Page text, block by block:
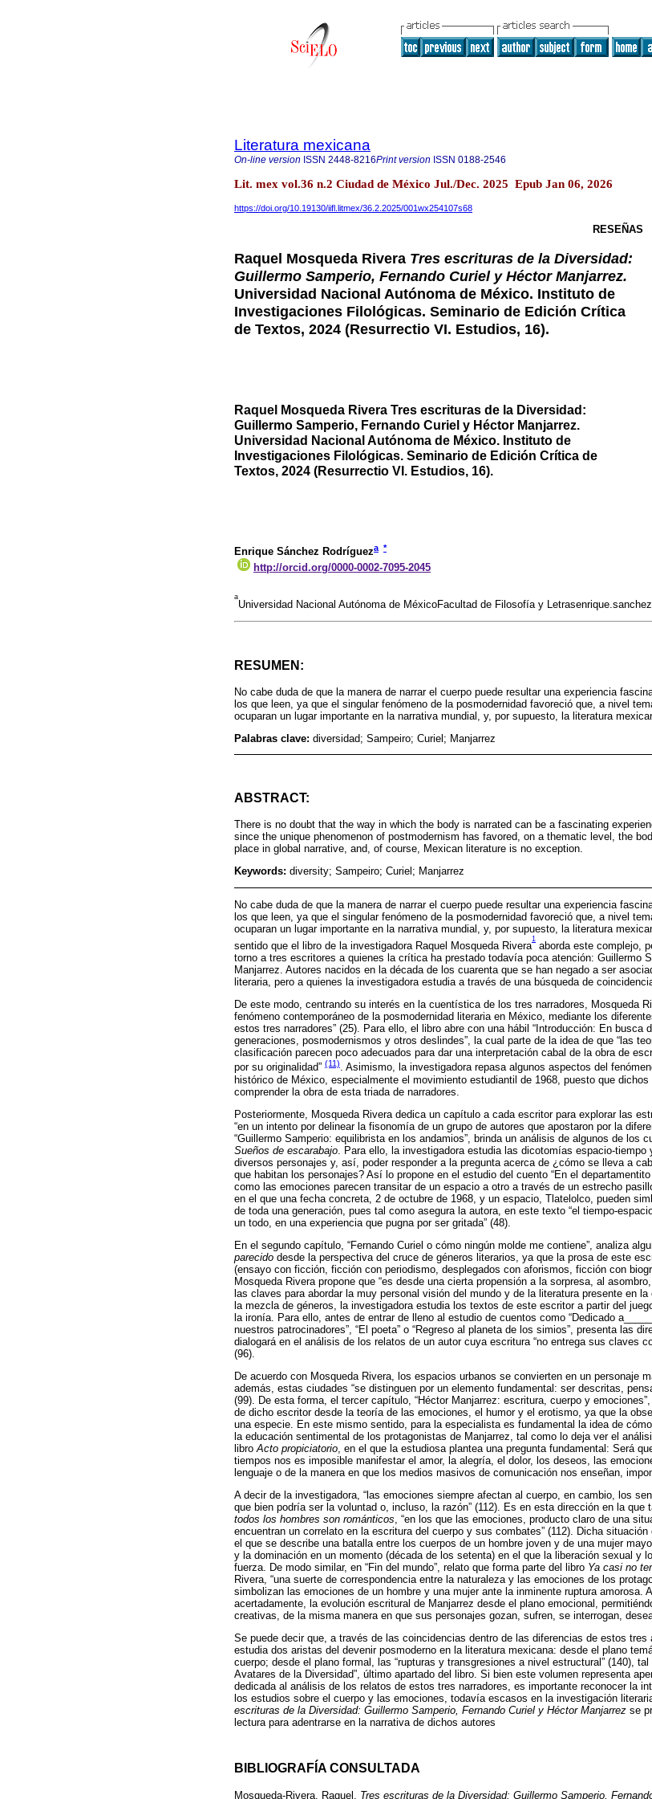
Literatura mexicana
On-line version ISSN 2448-8216Print version ISSN 0188-2546
Lit. mex vol.36 n.2 Ciudad de México Jul./Dec. 2025 Epub Jan 06, 2026
https://doi.org/10.19130/iifl.litmex/36.2.2025/001wx254107s68
RESEÑAS
Raquel Mosqueda Rivera Tres escrituras de la Diversidad:
Guillermo Samperio, Fernando Curiel y Héctor Manjarrez.
Universidad Nacional Autónoma de México. Instituto de
Investigaciones Filológicas. Seminario de Edición Crítica
de Textos, 2024 (Resurrectio VI. Estudios, 16).
Raquel Mosqueda Rivera Tres escrituras de la Diversidad:
Guillermo Samperio, Fernando Curiel y Héctor Manjarrez.
Universidad Nacional Autónoma de México. Instituto de
Investigaciones Filológicas. Seminario de Edición Crítica de
Textos, 2024 (Resurrectio VI. Estudios, 16).
Enrique Sánchez Rodrígueza *
http://orcid.org/0000-0002-7095-2045
a
Universidad Nacional Autónoma de MéxicoFacultad de Filosofía y
RESUMEN:
No cabe duda de que la manera de narrar el cuerpo puede resultar una experiencia
los que leen, ya que el singular fenómeno de la posmodernidad favoreció que, a nivel
ocuparan un lugar importante en la narrativa mundial, y, por supuesto, la literatura
Palabras clave: diversidad; Sampeiro; Curiel; Manjarrez
ABSTRACT:
There is no doubt that the way in which the body is narrated can be a fascinating
since the unique phenomenon of postmodernism has favored, on a thematic level, the
place in global narrative, and, of course, Mexican literature is no exception.
Keywords: diversity; Sampeiro; Curiel; Manjarrez
No cabe duda de que la manera de narrar el cuerpo puede resultar una experiencia
los que leen, ya que el singular fenómeno de la posmodernidad favoreció que, a nivel
ocuparan un lugar importante en la narrativa mundial, y, por supuesto, la literatura
sentido que el libro de la investigadora Raquel Mosqueda Rivera
1
aborda este complejo,
torno a tres escritores a quienes la crítica ha prestado todavía poca atención: Guillermo
Manjarrez. Autores nacidos en la década de los cuarenta que se han negado a ser
literaria, pero a quienes la investigadora estudia a través de una búsqueda de
De este modo, centrando su interés en la cuentística de los tres narradores, Mosqueda
fenómeno contemporáneo de la posmodernidad literaria en México, mediante los
estos tres narradores” (25). Para ello, el libro abre con una hábil “Introducción: En busca
generaciones, posmodernismos y otros deslindes”, la cual parte de la idea de que “las
clasificación parecen poco adecuados para dar una interpretación cabal de la obra de
por su originalidad” (11). Asimismo, la investigadora repasa algunos aspectos del
histórico de México, especialmente el movimiento estudiantil de 1968, puesto que
comprender la obra de esta triada de narradores.
Posteriormente, Mosqueda Rivera dedica un capítulo a cada escritor para explorar las
“en un intento por delinear la fisonomía de un grupo de autores que apostaron por la
“Guillermo Samperio: equilibrista en los andamios”, brinda un análisis de algunos de los
Sueños de escarabajo . Para ello, la investigadora estudia las dicotomías espacio-
diversos personajes y, así, poder responder a la pregunta acerca de ¿cómo se lleva a
que habitan los personajes? Así lo propone en el estudio del cuento “En el
como las emociones parecen transitar de un espacio a otro a través de un estrecho
en el que una fecha concreta, 2 de octubre de 1968, y un espacio, Tlatelolco, pueden
de toda una generación, pues tal como asegura la autora, en este texto “el tiempo-
un todo, en una experiencia que pugna por ser gritada” (48).
En el segundo capítulo, “Fernando Curiel o cómo ningún molde me contiene”, analiza
parecido desde la perspectiva del cruce de géneros literarios, ya que la prosa de este
(ensayo con ficción, ficción con periodismo, desplegados con aforismos, ficción con
Mosqueda Rivera propone que “es desde una cierta propensión a la sorpresa, al
las claves para abordar la muy personal visión del mundo y de la literatura presente en la
la mezcla de géneros, la investigadora estudia los textos de este escritor a partir del
la ironía. Para ello, antes de entrar de lleno al estudio de cuentos como “Dedicado
nuestros patrocinadores”, “El poeta” o “Regreso al planeta de los simios”, presenta las
dialogará en el análisis de los relatos de un autor cuya escritura “no entrega sus claves
(96).
De acuerdo con Mosqueda Rivera, los espacios urbanos se convierten en un personaje
además, estas ciudades “se distinguen por un elemento fundamental: ser descritas,
(99). De esta forma, el tercer capítulo, “Héctor Manjarrez: escritura, cuerpo y
de dicho escritor desde la teoría de las emociones, el humor y el erotismo, ya que la
una especie. En este mismo sentido, para la especialista es fundamental la idea de
la educación sentimental de los protagonistas de Manjarrez, tal como lo deja ver el
libroActo propiciatorio, en el que la estudiosa plantea una pregunta fundamental: Será
tiempos nos es imposible manifestar el amor, la alegría, el dolor, los deseos, las
lenguaje o de la manera en que los medios masivos de comunicación nos enseñan,
A decir de la investigadora, “las emociones siempre afectan al cuerpo, en cambio, los
que bien podría ser la voluntad o, incluso, la razón” (112). Es en esta dirección en la
todos los hombres son románticos, “en los que las emociones, producto claro de una
encuentran un correlato en la escritura del cuerpo y sus combates” (112). Dicha situación
el que se describe una batalla entre los cuerpos de un hombre joven y de una mujer
y la dominación en un momento (década de los setenta) en el que la liberación sexual y
fuerza. De modo similar, en “Fin del mundo”, relato que forma parte del libro Ya casi no
Rivera, “una suerte de correspondencia entre la naturaleza y las emociones de los
simbolizan las emociones de un hombre y una mujer ante la inminente ruptura amorosa.
acertadamente, la evolución escritural de Manjarrez desde el plano emocional,
creativas, de la misma manera en que sus personajes gozan, sufren, se interrogan,
Se puede decir que, a través de las coincidencias dentro de las diferencias de estos tres
estudia dos aristas del devenir posmoderno en la literatura mexicana: desde el plano
cuerpo; desde el plano formal, las “rupturas y transgresiones a nivel estructural” (140),
Avatares de la Diversidad”, último apartado del libro. Si bien este volumen representa
dedicada al análisis de los relatos de estos tres narradores, es importante reconocer la
los estudios sobre el cuerpo y las emociones, todavía escasos en la investigación
escrituras de la Diversidad: Guillermo Samperio, Fernando Curiel y Héctor Manjarrez se
lectura para adentrarse en la narrativa de dichos autores
BIBLIOGRAFÍA CONSULTADA
Mosqueda-Rivera, Raquel. Tres escrituras de la Diversidad: Guillermo Samperio,